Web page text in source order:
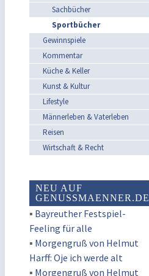
Sachbücher
Sportbücher
Gewinnspiele
Kommentar
Küche & Keller
Kunst & Kultur
Lifestyle
Männerleben & Vaterleben
Reisen
Wirtschaft & Recht
NEU AUF
GENUSSMAENNER.DE
▪ Bayreuther Festspiel-
Feeling für alle
▪ Morgengruß von Helmut
Harff: Oje ich werde alt
▪ Morgengruß von Helmut